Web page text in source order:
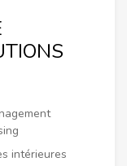
intérieures